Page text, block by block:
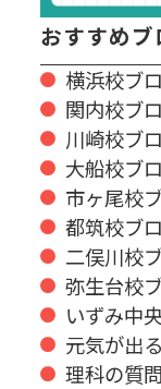
おすすめブ
横浜校ブ
関内校ブ
川崎校ブ
大船校ブ
市ヶ尾校
都筑校ブ
二俣川校
弥生台校
いずみ中
元気が出
理科の質